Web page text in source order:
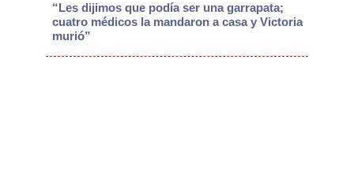
“Les dijimos que podía ser una garrapata;
cuatro médicos la mandaron a casa y Victoria
murió”